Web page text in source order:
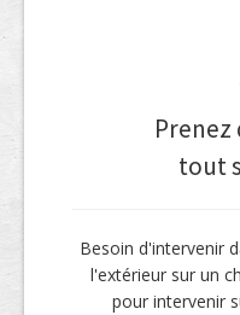
Prenez
tout
Besoin d'intervenir
l'extérieur sur un
pour intervenir